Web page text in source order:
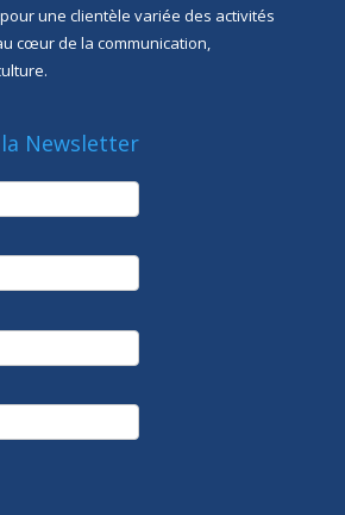
une clientèle variée des activités
cœur de la communication,
Newsletter